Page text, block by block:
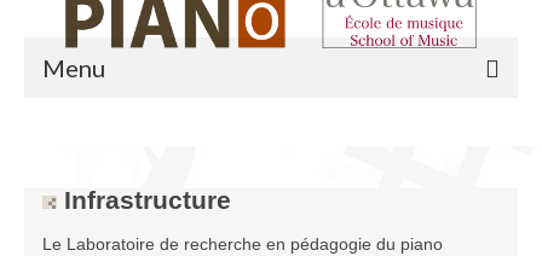
Menu
Infrastructure
Le Laboratoire de recherche en pédagogie du piano